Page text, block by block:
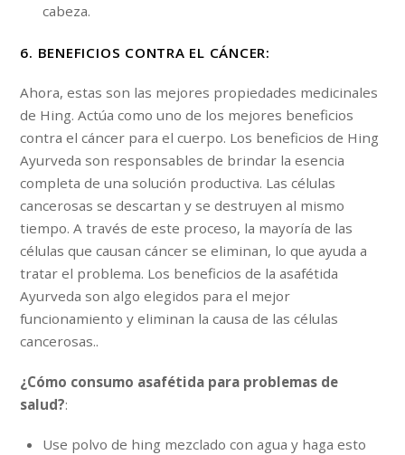
cabeza.
6. BENEFICIOS CONTRA EL CÁNCER:
Ahora, estas son las mejores propiedades medicinales
de Hing. Actúa como uno de los mejores beneficios
contra el cáncer para el cuerpo. Los beneficios de Hing
Ayurveda son responsables de brindar la esencia
completa de una solución productiva. Las células
cancerosas se descartan y se destruyen al mismo
tiempo. A través de este proceso, la mayoría de las
células que causan cáncer se eliminan, lo que ayuda a
tratar el problema. Los beneficios de la asafétida
Ayurveda son algo elegidos para el mejor
funcionamiento y eliminan la causa de las células
cancerosas..
¿Cómo consumo asafétida para problemas de
salud?:
Use polvo de hing mezclado con agua y haga esto